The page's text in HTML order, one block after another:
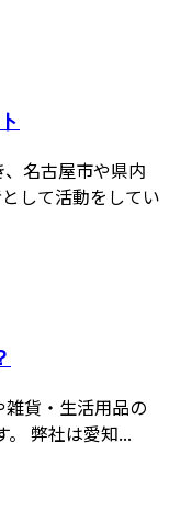
名古屋市や県内
して活動をしてい
貨・生活用品の
。 弊社は愛知...